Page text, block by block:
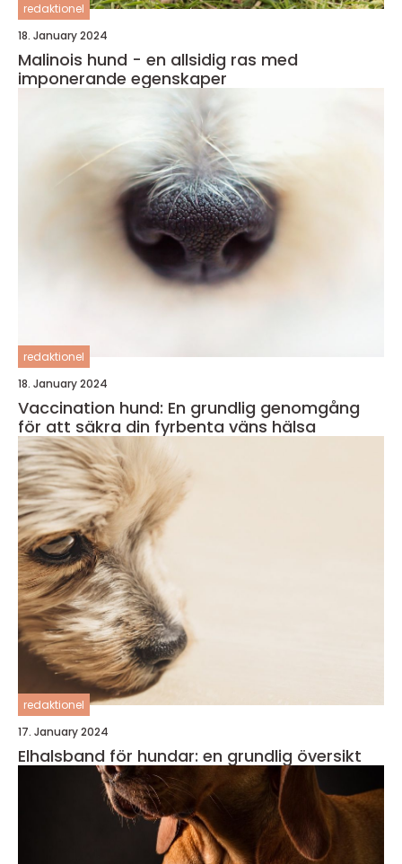
redaktionel
18. January 2024
Malinois hund - en allsidig ras med
imponerande egenskaper
redaktionel
18. January 2024
Vaccination hund: En grundlig genomgång
för att säkra din fyrbenta väns hälsa
redaktionel
17. January 2024
Elhalsband för hundar: en grundlig översikt